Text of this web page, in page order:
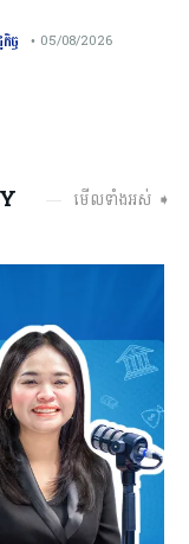
ច្ច • 05/08/2026
មើលទាំងអស់ ➧